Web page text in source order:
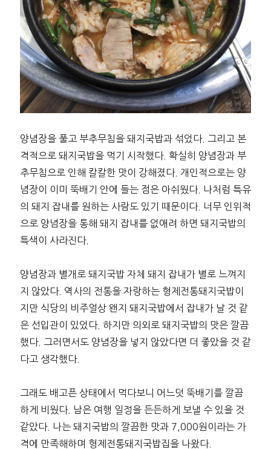
양념장을 풀고 부추무침을 돼지국밥과 섞었다. 그리고 본
격적으로 돼지국밥을 먹기 시작했다. 확실히 양념장과 부
추무침으로 인해 칼칼한 맛이 강해졌다. 개인적으로는 양
념장이 이미 뚝배기 안에 들는 점은 아쉬웠다. 나처럼 특유
의 돼지 잡내를 원하는 사람도 있기 때문이다. 너무 인위적
으로 양념장을 통해 돼지 잡내를 없애려 하면 돼지국밥의
특색이 사라진다.
양념장과 별개로 돼지국밥 자체 돼지 잡내가 별로 느껴지
지 않았다. 역사의 전통을 자랑하는 형제전통돼지국밥이
지만 식당의 비주얼상 왠지 돼지국밥에서 잡내가 날 것 같
은 선입관이 있었다. 하지만 의외로 돼지국밥의 맛은 깔끔
했다. 그러면서도 양념장을 넣지 않았다면 더 좋았을 것 같
다고 생각했다.
그래도 배고픈 상태에서 먹다보니 어느덧 뚝배기를 깔끔
하게 비웠다. 남은 여행 일정을 든든하게 보낼 수 있을 것
같았다. 나는 돼지국밥의 깔끔한 맛과 7,000원이라는 가
격에 만족해하며 형제전통돼지국밥집을 나왔다.